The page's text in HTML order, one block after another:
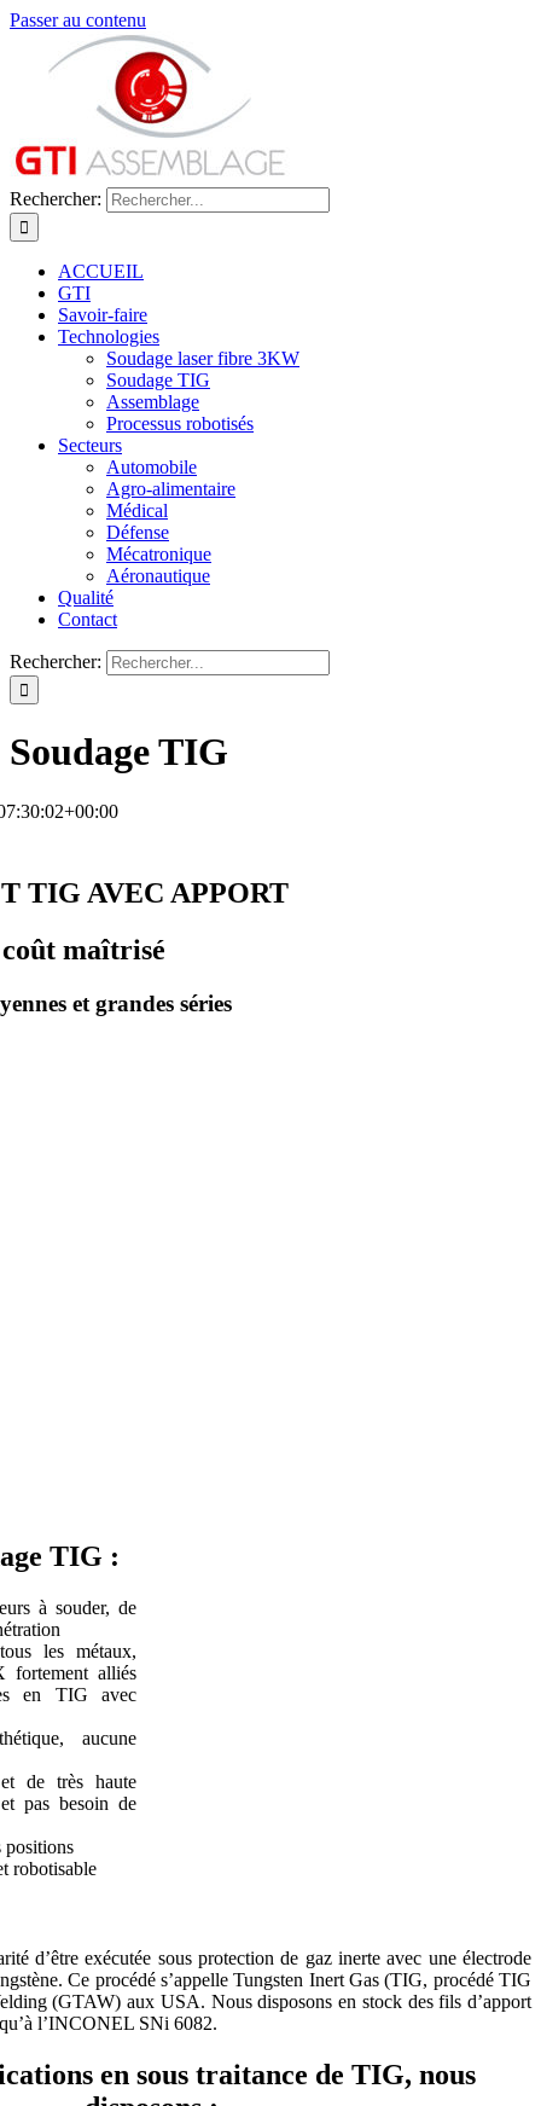
Passer au contenu
Rechercher:
ACCUEIL
GTI
Savoir-faire
Technologies
Soudage laser fibre 3KW
Soudage TIG
Assemblage
Processus robotisés
Secteurs
Automobile
Agro-alimentaire
Médical
Défense
Mécatronique
Aéronautique
Qualité
Contact
Rechercher:
Soudage TIG
TIG AVEC APPORT
maîtrisé
et grandes séries
TIG :
à souder, de
les métaux,
fortement alliés
en TIG avec
aucune
de très haute
pas besoin de
positions
robotisable
d’être exécutée sous protection de gaz inerte avec une électrode
Ce procédé s’appelle Tungsten Inert Gas (TIG, procédé TIG
(GTAW) aux USA. Nous disposons en stock des fils d’apport
l’INCONEL SNi 6082.
en sous traitance de TIG, nous